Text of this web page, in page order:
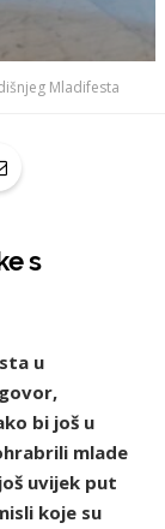
Mladifesta
s
u
bi još u
mlade
uvijek put
koje su